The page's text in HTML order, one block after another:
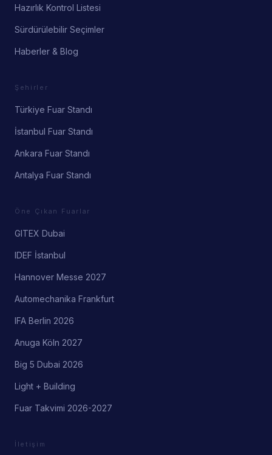
Hazırlık Kontrol Listesi
Sürdürülebilir Seçimler
Haberler & Blog
Şehirler
Türkiye Fuar Standı
İstanbul Fuar Standı
Ankara Fuar Standı
Antalya Fuar Standı
Öne Çıkan Fuarlar
GITEX Dubai
IDEF İstanbul
Hannover Messe 2027
Automechanika Frankfurt
IFA Berlin 2026
Anuga Köln 2027
Big 5 Dubai 2026
Light + Building
Fuar Takvimi 2026-2027
İletişim